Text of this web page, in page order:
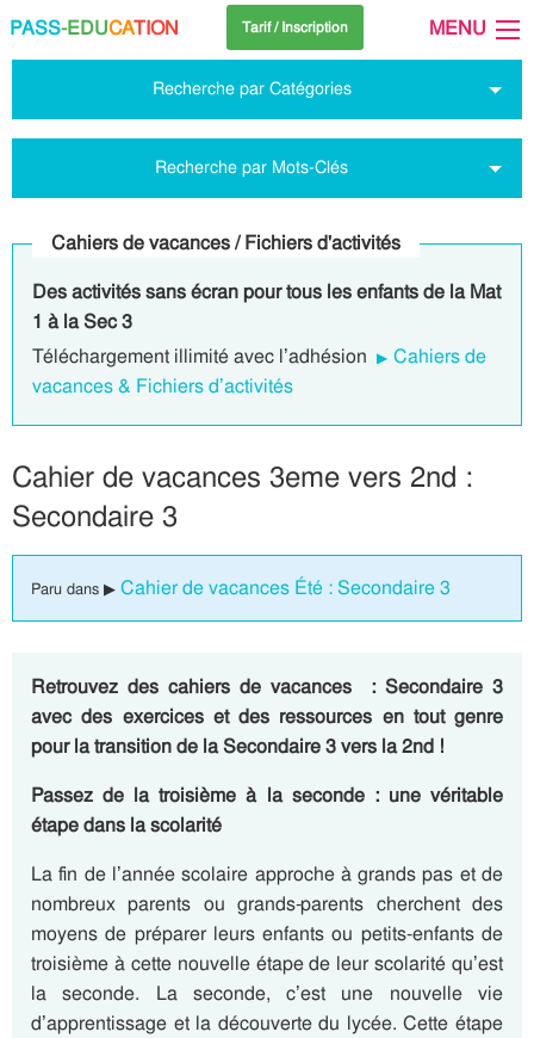
PASS-EDUCATION Tarif / Inscription MENU
Recherche par Catégories
Recherche par Mots-Clés
Cahiers de vacances / Fichiers d'activités
Des activités sans écran pour tous les enfants de la Mat
1 à la Sec 3
Téléchargement illimité avec l’adhésion
Cahiers de
vacances & Fichiers d’activités
Cahier de vacances 3eme vers 2nd :
Secondaire 3
Paru dans ▶ Cahier de vacances Été : Secondaire 3
Retrouvez des cahiers de vacances : Secondaire 3
avec des exercices et des ressources en tout genre
pour la transition de la Secondaire 3 vers la 2nd !
Passez de la troisième à la seconde : une véritable
étape dans la scolarité
La fin de l’année scolaire approche à grands pas et de
nombreux parents ou grands-parents cherchent des
moyens de préparer leurs enfants ou petits-enfants de
troisième à cette nouvelle étape de leur scolarité qu’est
la seconde. La seconde, c’est une nouvelle vie
d’apprentissage et la découverte du lycée. Cette étape